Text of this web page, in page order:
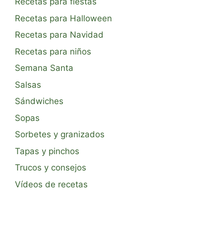
Recetas para Halloween
Recetas para Navidad
Recetas para niños
Semana Santa
Salsas
Sándwiches
Sopas
Sorbetes y granizados
Tapas y pinchos
Trucos y consejos
Vídeos de recetas